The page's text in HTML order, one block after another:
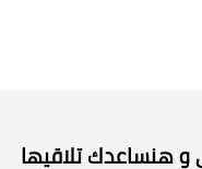
و هنساعدك تلاقيها